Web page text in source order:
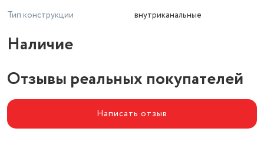
Тип конструкции
внутриканальные
Наличие
Отзывы реальных покупателей
Написать отзыв